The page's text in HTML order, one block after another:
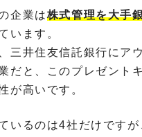
企業は株式管理を大手
います。
三井住友信託銀行にア
だと、このプレゼント
が高いです。
いるのは4社だけですが